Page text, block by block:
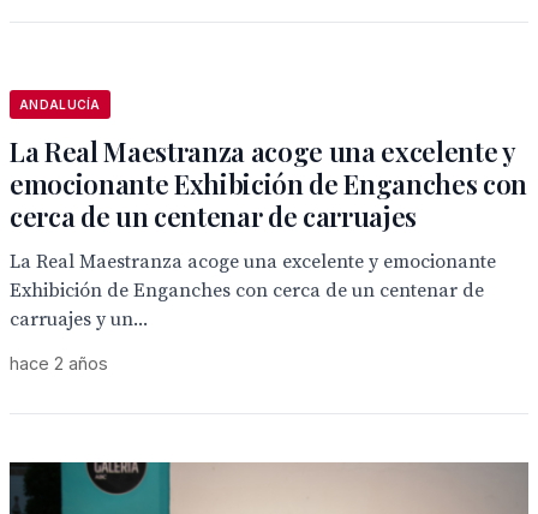
ANDALUCÍA
La Real Maestranza acoge una excelente y
emocionante Exhibición de Enganches con
cerca de un centenar de carruajes
La Real Maestranza acoge una excelente y emocionante
Exhibición de Enganches con cerca de un centenar de
carruajes y un...
hace 2 años